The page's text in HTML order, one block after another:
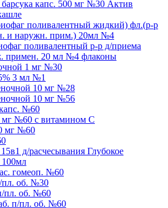
капс. 500 мг №30 Актив
поливалентный жидкий) фл.(р-р
и наружн. прим.) 20мл №4
поливалентный р-р д/приема
примен. 20 мл №4 флаконы
1 мг №30
3 мл №1
10 мг №28
10 мг №56
№60
мг №60 с витамином С
мг №60
д/расчесывания Глубокое
100мл
гомеоп. №60
пл. об. №30
пл. об. №60
п/пл. об. №60